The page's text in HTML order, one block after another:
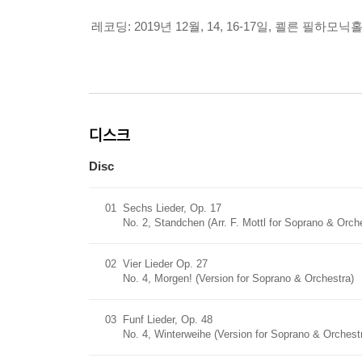
레코딩: 2019년 12월, 14, 16-17일, 쾰른 필하모닉홀
디스크
Disc
01 Sechs Lieder, Op. 17
No. 2, Standchen (Arr. F. Mottl for Soprano &
02 Vier Lieder Op. 27
No. 4, Morgen! (Version for Soprano & Orchestra)
03
Funf Lieder, Op. 48
No. 4, Winterweihe (Version for Soprano &